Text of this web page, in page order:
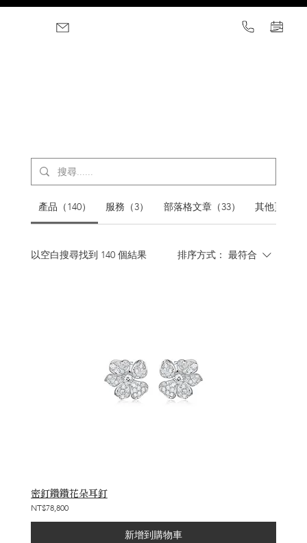
產品（140） 服務（3） 部落格文章（33） 其他頁面
以空白搜尋找到 140 個結果 排序方式： 最符合
密釘鑽鑽花朵耳釘
NT$78,800
新增到購物車